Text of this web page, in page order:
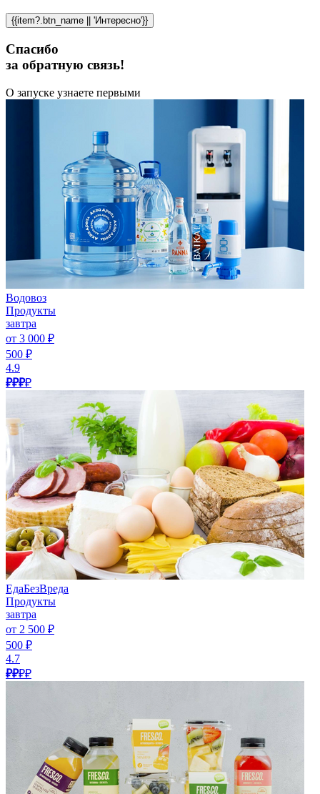
{{item?.btn_name || 'Интересно'}}
Спасибо
за обратную связь!
О запуске узнаете первыми
Водовоз
Продукты
завтра
от 3 000 ₽
500 ₽
4.9
₽₽₽₽
ЕдаБезВреда
Продукты
завтра
от 2 500 ₽
500 ₽
4.7
₽₽₽₽